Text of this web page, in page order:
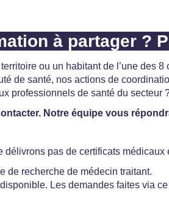
à partager ?
ou un habitant de l’une des
de santé, nos actions de
professionnels de santé du secteur
Notre équipe vous
délivrons pas de certificats
de recherche de médecin traitant.
Les demandes faites via